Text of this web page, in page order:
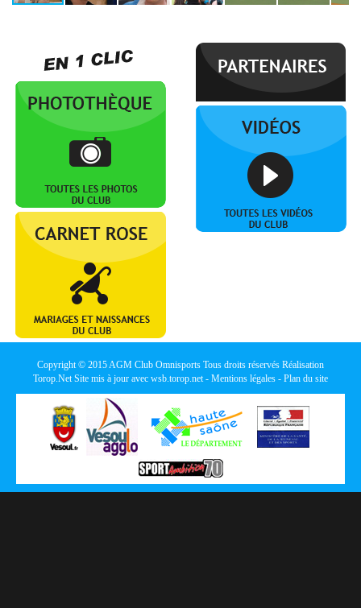
Copyright © 2015AGM Club Omnisports Tous droits réservés Réalisation
Torop.NetSite mis à jour avec wsb.torop.net- Mentions légales - Plan du site